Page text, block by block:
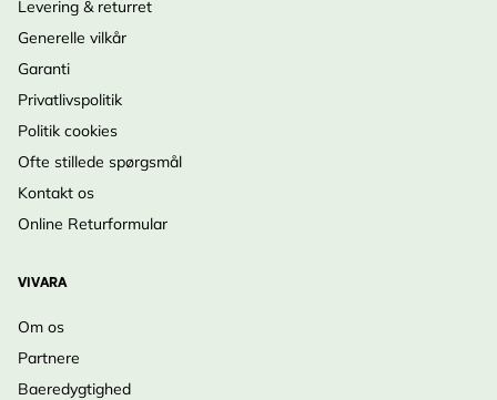
Levering & returret
Generelle vilkår
Garanti
Privatlivspolitik
Politik cookies
Ofte stillede spørgsmål
Kontakt os
Online Returformular
VIVARA
Om os
Partnere
Baeredygtighed